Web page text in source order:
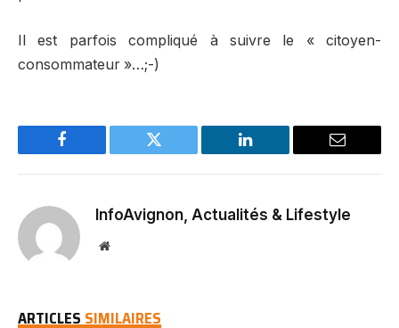
Il est parfois compliqué à suivre le « citoyen-
consommateur »…;-)
Facebook Twitter LinkedIn Email
InfoAvignon, Actualités & Lifestyle
Website
ARTICLES SIMILAIRES